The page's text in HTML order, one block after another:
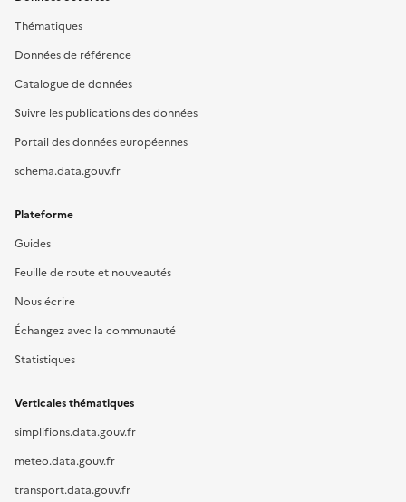
Thématiques
Données de référence
Catalogue de données
Suivre les publications des données
Portail des données européennes
schema.data.gouv.fr
Plateforme
Guides
Feuille de route et nouveautés
Nous écrire
Échangez avec la communauté
Statistiques
Verticales thématiques
simplifions.data.gouv.fr
meteo.data.gouv.fr
transport.data.gouv.fr